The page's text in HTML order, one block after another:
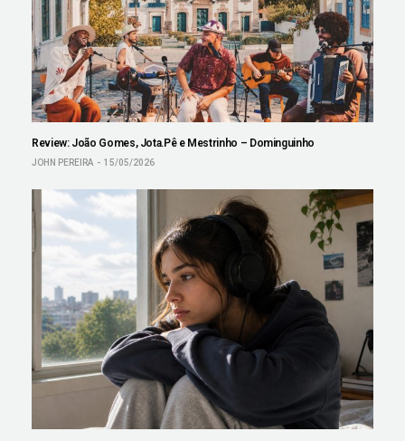
Review: João Gomes, Jota.Pê e Mestrinho – Dominguinho
JOHN PEREIRA 15/05/2026